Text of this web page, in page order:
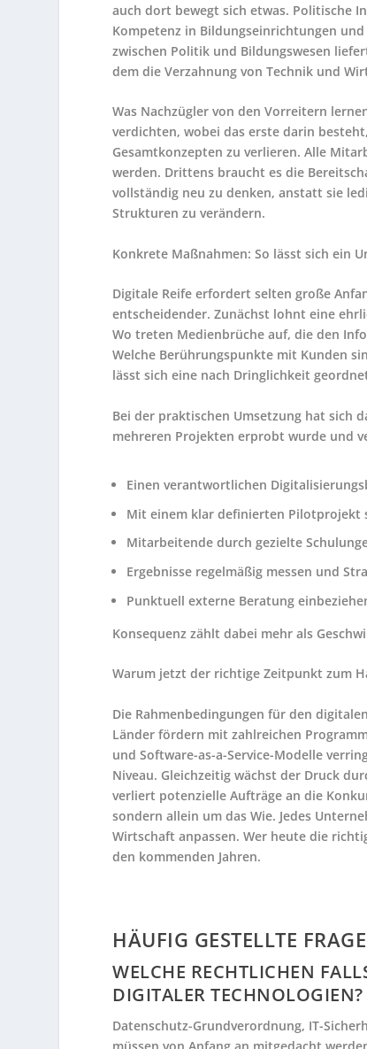
auch dort bewegt sich etwas. Politische
Kompetenz in Bildungseinrichtungen
zwischen Politik und Bildungswesen
dem die Verzahnung von Technik und
Was Nachzügler von den Vorreitern
verdichten, wobei das erste darin
Gesamtkonzepten zu verlieren. Alle
werden. Drittens braucht es die
vollständig neu zu denken, anstatt sie
Strukturen zu verändern.
Konkrete Maßnahmen: So lässt sich ein
Digitale Reife erfordert selten große
entscheidender. Zunächst lohnt eine
Wo treten Medienbrüche auf, die den
Welche Berührungspunkte mit Kunden
lässt sich eine nach Dringlichkeit
Bei der praktischen Umsetzung hat sich
mehreren Projekten erprobt wurde und
Einen verantwortlichen
Mit einem klar definierten Pilotprojekt
Mitarbeitende durch gezielte
Ergebnisse regelmäßig messen und
Punktuell externe Beratung
Konsequenz zählt dabei mehr als
Warum jetzt der richtige Zeitpunkt zum
Die Rahmenbedingungen für den
Länder fördern mit zahlreichen
und Software-as-a-Service-Modelle
Niveau. Gleichzeitig wächst der Druck
verliert potenzielle Aufträge an die
sondern allein um das Wie. Jedes
Wirtschaft anpassen. Wer heute die
den kommenden Jahren.
HÄUFIG GESTELLTE
WELCHE RECHTLICHEN
DIGITALER TECHNOLOGIEN?
Datenschutz-Grundverordnung, IT-